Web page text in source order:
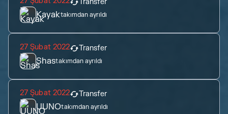
Transfer
Kayaktakımdan ayrıldı
27 Şubat 2022 Transfer
Shastakımdan ayrıldı
27 Şubat 2022 Transfer
UUNOtakımdan ayrıldı